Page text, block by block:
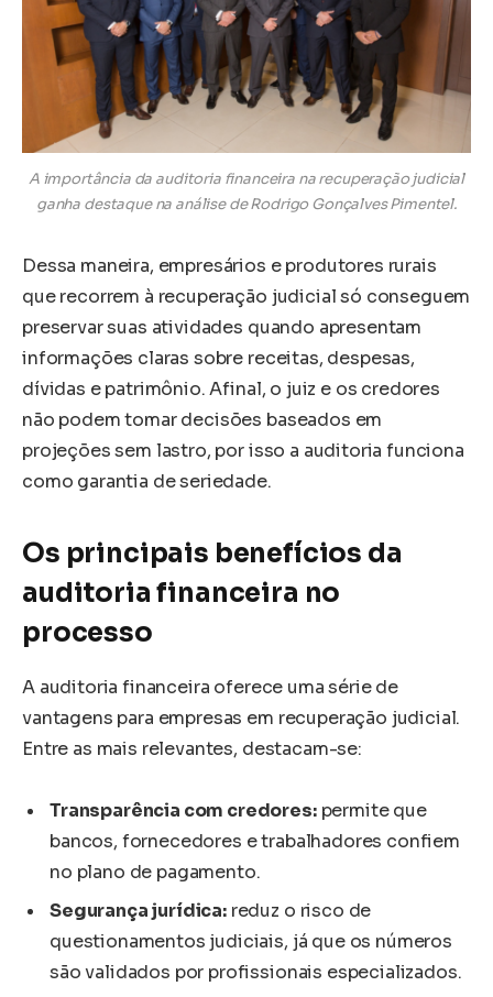
A importância da auditoria financeira na recuperação judicial
ganha destaque na análise de Rodrigo Gonçalves Pimentel.
Dessa maneira, empresários e produtores rurais
que recorrem à recuperação judicial só conseguem
preservar suas atividades quando apresentam
informações claras sobre receitas, despesas,
dívidas e patrimônio. Afinal, o juiz e os credores
não podem tomar decisões baseados em
projeções sem lastro, por isso a auditoria funciona
como garantia de seriedade.
Os principais benefícios da
auditoria financeira no
processo
A auditoria financeira oferece uma série de
vantagens para empresas em recuperação judicial.
Entre as mais relevantes, destacam-se:
Transparência com credores:permite que
bancos, fornecedores e trabalhadores confiem
no plano de pagamento.
Segurança jurídica:reduz o risco de
questionamentos judiciais, já que os números
são validados por profissionais especializados.